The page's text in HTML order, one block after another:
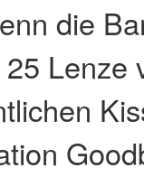
die
Lenze